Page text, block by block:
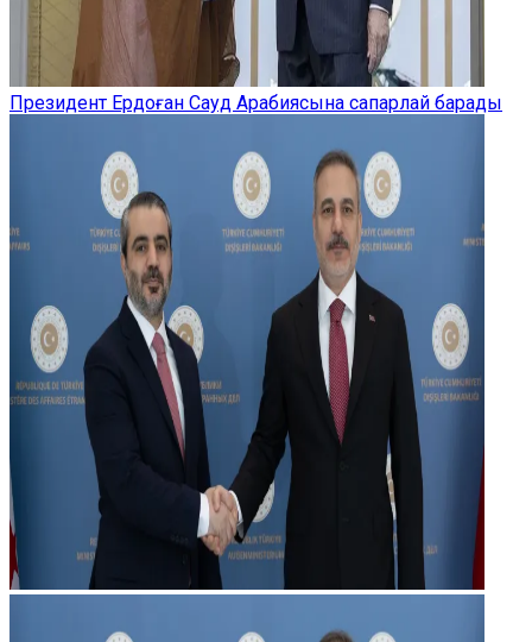
Президент Ердоған Сауд Арабиясына сапарлай барады